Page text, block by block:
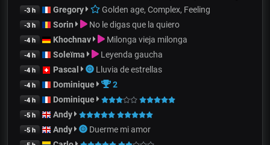
-3 h Gregory Golden age, Complex, Feeling
-3 h Sorin No le digas que la quiero
-4 h Khochnav Milonga vieja milonga
-4 h Soleïma Leyenda gaucha
-4 h Pascal Lluvia de estrellas
-4 h Dominique 2
-4 h Dominique
-5 h Andy
-5 h Andy Duerme mi amor